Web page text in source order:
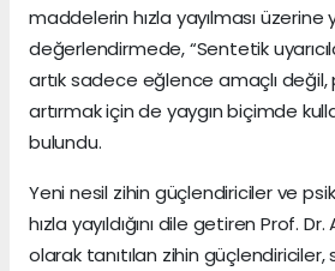
maddelerin hızla yayılması üzerine
değerlendirmede, “Sentetik
artık sadece eğlence amaçlı
artırmak için de yaygın biçimde
bulundu.
Yeni nesil zihin güçlendiriciler ve
hızla yayıldığını dile getiren Prof.
olarak tanıtılan zihin